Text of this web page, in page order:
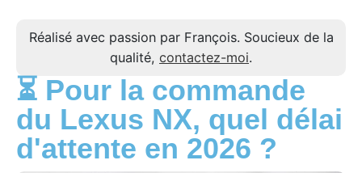
Réalisé avec passion par François. Soucieux de la
qualité, contactez-moi.
⏳ Pour la commande
du Lexus NX, quel délai
d'attente en 2026 ?